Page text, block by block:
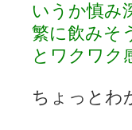
いうか慎み
繁に飲みそ
とワクワク
ちょっと